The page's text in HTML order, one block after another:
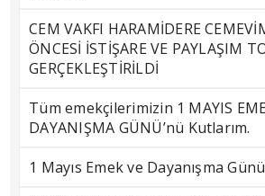
CEM VAKFI HARAMİDERE
ÖNCESİ İSTİŞARE VE PAYLAŞIM
GERÇEKLEŞTİRİLDİ
Tüm emekçilerimizin 1 MAYIS
DAYANIŞMA GÜNÜ’nü Kutlarım.
1 Mayıs Emek ve Dayanışma